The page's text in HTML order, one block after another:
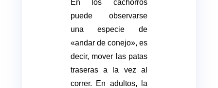
En los cachorros
puede observarse
una especie de
«andar de conejo», es
decir, mover las patas
traseras a la vez al
correr. En adultos, la